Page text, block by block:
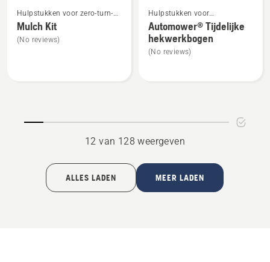
meer
details
over
Hulpstukken voor zero-turn-
maaiers
Mulch Kit
(No reviews)
meer
details
over
Automower®
Hulpstukken voor
robotmaaiers
Automower® Tijdelijke
hekwerkbogen
(No reviews)
12 van 128 weergeven
ALLES LADEN MEER LADEN